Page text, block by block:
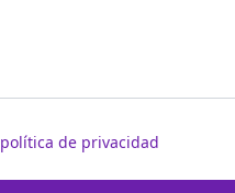
política de privacidad